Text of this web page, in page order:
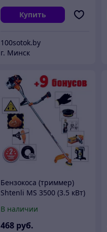
Купить
100sotok.by
г. Минск
Бензокоса (триммер)
Shtenli MS 3500 (3.5 кВт)
В наличии
468 руб.